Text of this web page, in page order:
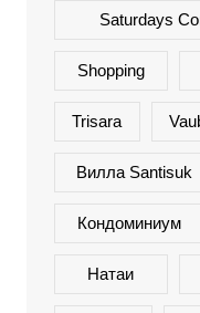
Saturdays
Shopping
Trisara
Вилла Santisuk
Кондоминиум
Натаи